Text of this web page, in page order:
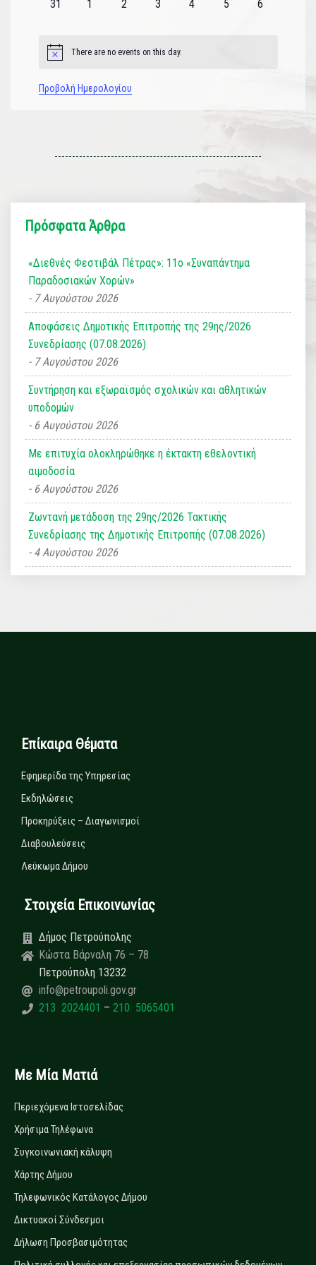
0
31
0
1
0
2
0
3
0
4
0
5
0
6
Notice There are no events on this day.
Προβολή Ημερολογίου
Πρόσφατα Άρθρα
«Διεθνές Φεστιβάλ Πέτρας»: 11ο «Συναπάντημα
Παραδοσιακών Χορών»
7 Αυγούστου 2026
Αποφάσεις Δημοτικής Επιτροπής της 29ης/2026
Συνεδρίασης (07.08.2026)
7 Αυγούστου 2026
Συντήρηση και εξωραϊσμός σχολικών και αθλητικών
υποδομών
6 Αυγούστου 2026
Με επιτυχία ολοκληρώθηκε η έκτακτη εθελοντική
αιμοδοσία
6 Αυγούστου 2026
Ζωντανή μετάδοση της 29ης/2026 Τακτικής
Συνεδρίασης της Δημοτικής Επιτροπής (07.08.2026)
4 Αυγούστου 2026
Επίκαιρα Θέματα
Εφημερίδα της Υπηρεσίας
Εκδηλώσεις
Προκηρύξεις – Διαγωνισμοί
Διαβουλεύσεις
Λεύκωμα Δήμου
Στοιχεία Επικοινωνίας
Δήμος Πετρούπολης
Κώστα Βάρναλη 76 – 78
Πετρούπολη 13232
info@petroupoli.gov.gr
213 2024401 – 210 5065401
Με Μία Ματιά
Περιεχόμενα Ιστοσελίδας
Χρήσιμα Τηλέφωνα
Συγκοινωνιακή κάλυψη
Χάρτης Δήμου
Τηλεφωνικός Κατάλογος Δήμου
Δικτυακοί Σύνδεσμοι
Δήλωση Προσβασιμότητας